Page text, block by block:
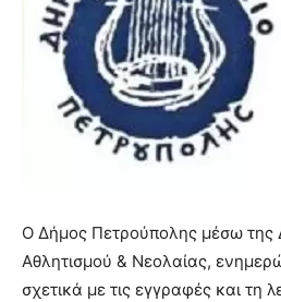
Ο Δήμος Πετρούπολης μέσω της
Αθλητισμού & Νεολαίας,
σχετικά με τις εγγραφές και τη